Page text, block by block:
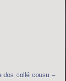
dos collé cousu –